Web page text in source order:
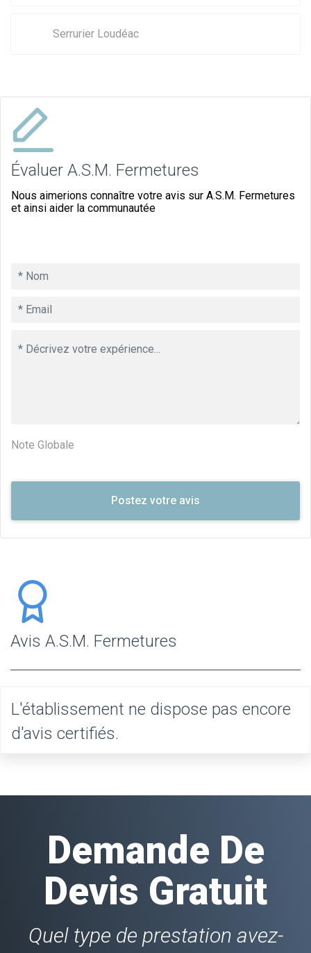
Serrurier Loudéac
Évaluer A.S.M. Fermetures
Nous aimerions connaître votre avis sur A.S.M. Fermetures
et ainsi aider la communautée
Note Globale
Avis A.S.M. Fermetures
L'établissement ne dispose pas encore
d'avis certifiés.
Demande De
Devis Gratuit
Quel type de prestation avez-